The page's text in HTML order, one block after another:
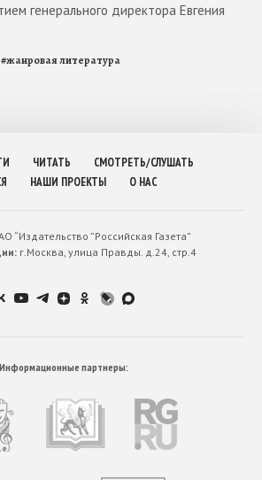
генерального директора Евгения
#жанровая литература
ЧИТАТЬ
СМОТРЕТЬ/СЛУШАТЬ
НАШИ ПРОЕКТЫ О НАС
“Издательство ”Российская Газета”
г.Москва, улица Правды. д.24, стр.4
Информационные партнеры: